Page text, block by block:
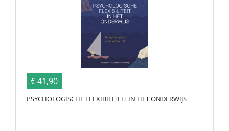
€ 41,90
PSYCHOLOGISCHE FLEXIBILITEIT IN HET ONDERWIJS